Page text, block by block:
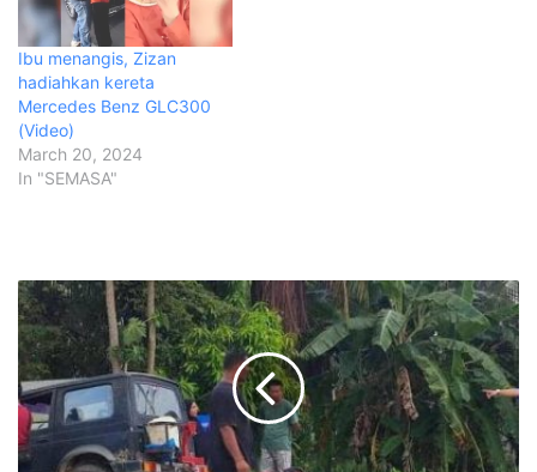
Ibu menangis, Zizan
hadiahkan kereta
Mercedes Benz GLC300
(Video)
March 20, 2024
In "SEMASA"
L
e
l
a
k
i
m